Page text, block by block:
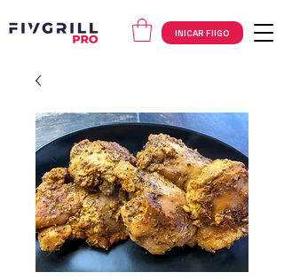
INICAR FIIGO